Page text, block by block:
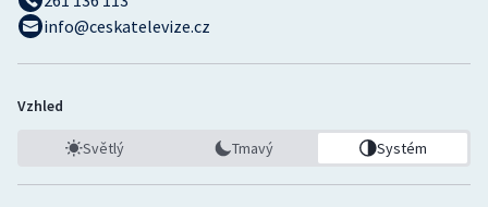
info@ceskatelevize.cz
Vzhled
Světlý Tmavý Systém